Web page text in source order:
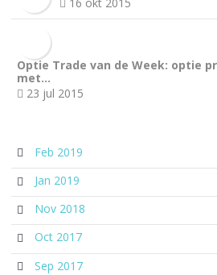
Optie Trade van de Week: optie
met…
23 jul 2015
Feb 2019
Jan 2019
Nov 2018
Oct 2017
Sep 2017